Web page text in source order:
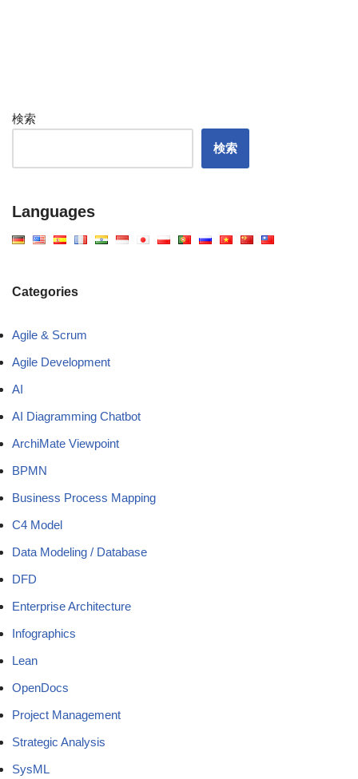
検索
検索
Languages
Categories
Agile & Scrum
Agile Development
AI
AI Diagramming Chatbot
ArchiMate Viewpoint
BPMN
Business Process Mapping
C4 Model
Data Modeling / Database
DFD
Enterprise Architecture
Infographics
Lean
OpenDocs
Project Management
Strategic Analysis
SysML